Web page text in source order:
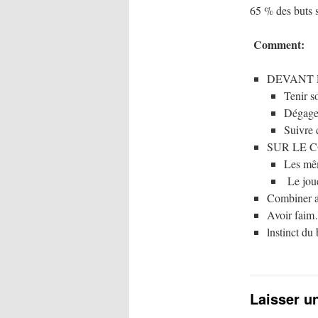
65 % des buts
Comment:
DEVANT
Tenir
Suivre
SUR LE
Les
Le
Combiner
Avoir
lnstinct du
Laisser